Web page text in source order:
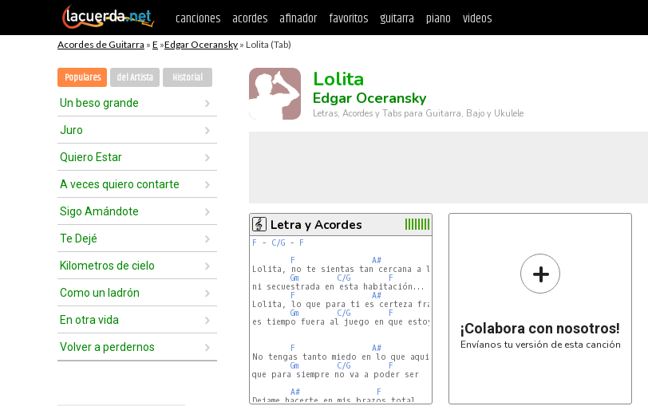
canciones acordes afinador favoritos guitarra piano videos
Acordes de Guitarra » E »Edgar Oceransky » Lolita (Tab)
Populares del Artista Historial
Un beso grande
Juro
Quiero Estar
A veces quiero contarte
Sigo Amándote
Te Dejé
Kilometros de cielo
Como un ladrón
En otra vida
Volver a perdernos
Lolita
Edgar Oceransky
Letras, Acordes y Tabs para Guitarra, Bajo y Ukulele
Letra y Acordes
F - C/G - F
F
A#
Lolita, no te sientas tan cercana a lo que en mi eres hoy
Gm
C/G
F
ni secuestrada en esta habitación...
F
A#
Lolita, lo que para ti es certeza franca en el amor
Gm
C/G
F
es tiempo fuera al juego en que estoy yo
F A#
Dm
No tengas tanto miedo en lo que aqui va a suceder
Gm
C/G
F
que para siempre no va a poder ser
A#
F
Dejame hacerte en mis brazos total
+
¡Colabora con nosotros!
Envíanos tu versión de esta canción